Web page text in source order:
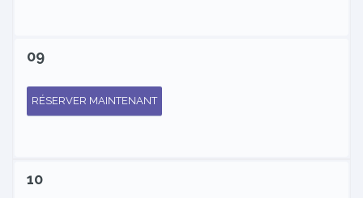
09
RÉSERVER MAINTENANT
10